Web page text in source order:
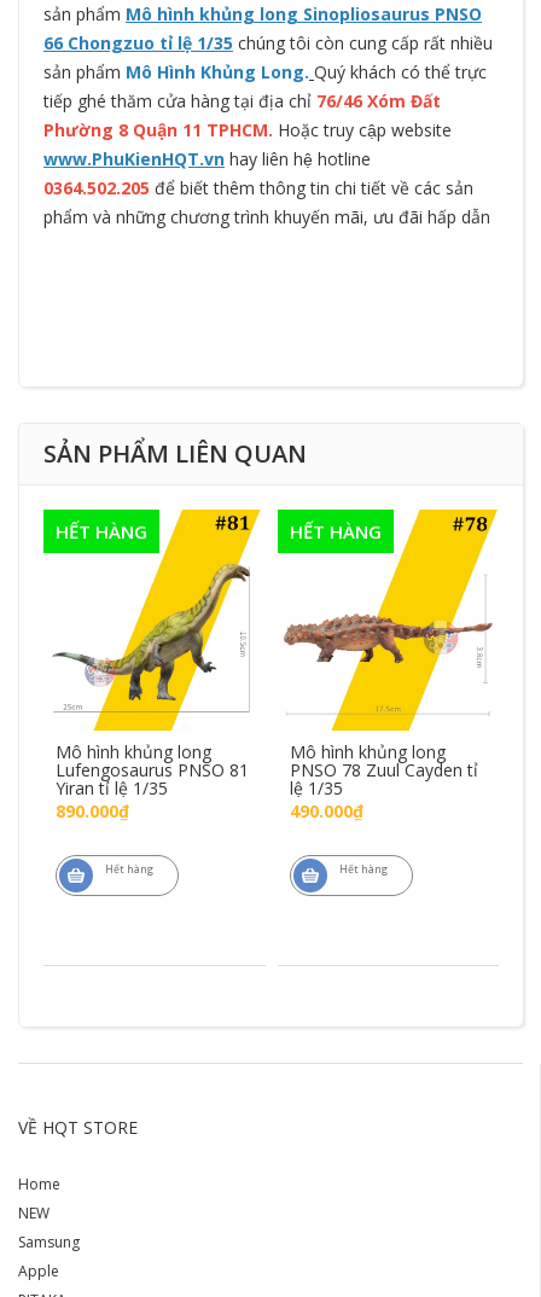
sản phẩm Mô hình khủng long Sinopliosaurus PNSO
66 Chongzuo tỉ lệ 1/35 chúng tôi còn cung cấp rất nhiều
sản phẩm Mô Hình Khủng Long. Quý khách có thể trực
tiếp ghé thăm cửa hàng tại địa chỉ 76/46 Xóm Đất
Phường 8 Quận 11 TPHCM. Hoặc truy cập website
www.PhuKienHQT.vn hay liên hệ hotline
0364.502.205 để biết thêm thông tin chi tiết về các sản
phẩm và những chương trình khuyến mãi, ưu đãi hấp dẫn
SẢN PHẨM LIÊN QUAN
HẾT HÀNG
Mô hình khủng long
Lufengosaurus PNSO 81
Yiran tỉ lệ 1/35
890.000₫
Hết hàng
HẾT HÀNG
Mô hình khủng long
PNSO 78 Zuul Cayden tỉ
lệ 1/35
490.000₫
Hết hàng
VỀ HQT STORE
Home
NEW
Samsung
Apple